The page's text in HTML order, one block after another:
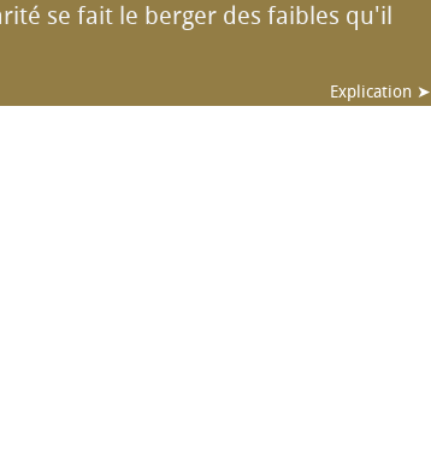
se fait le berger des faibles qu'il
Explication ➤